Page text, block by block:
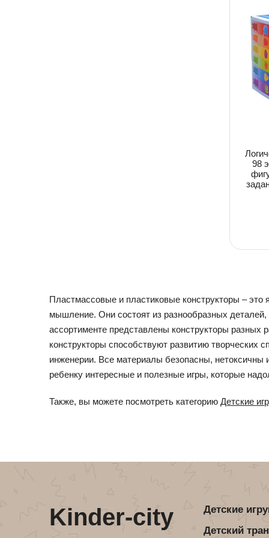
98
Пластмассовые и пластиковые конструкторы – это
мышление. Они состоят из разнообразных
ассортименте представлены конструкторы
конструкторы способствуют развитию творческих
инженерии. Все материалы безопасны, нетоксичны
ребенку интересные и полезные игры, которые
Также, вы можете посмотреть категорию Детские
Kinder-city
Детские
Детский